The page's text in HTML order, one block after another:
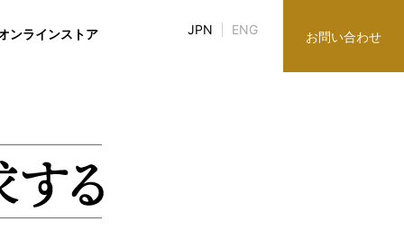
お問い合わせ
JPN ENG
リ 株主・株式情報
役紹介 グループ企業
役紹介 グループ企業
ンラインストア